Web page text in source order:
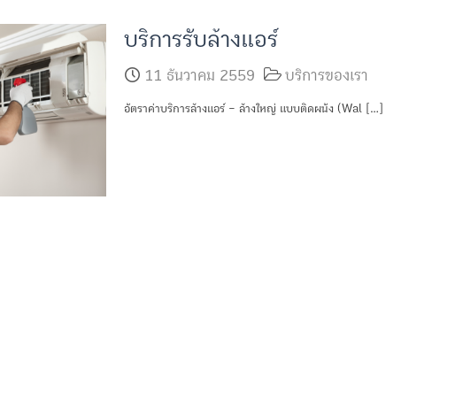
บริการรับล้างแอร์
11 ธันวาคม 2559 บริการของเรา
อัตราค่าบริการล้างแอร์ – ล้างใหญ่ แบบติดผนัง (Wal […]